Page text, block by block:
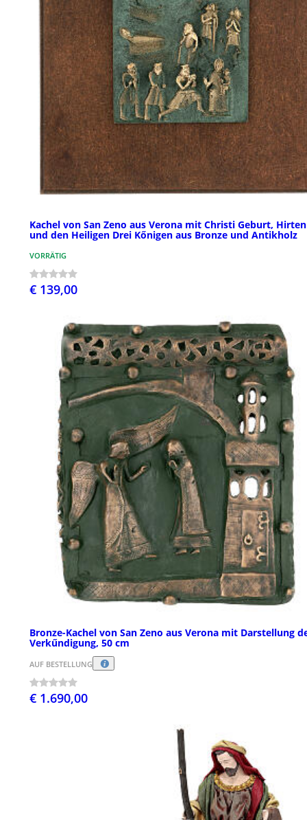
Kachel von San Zeno aus Verona mit Christi Geburt, Hirten
und den Heiligen Drei Kőnigen aus Bronze und Antikholz
VORRÄTIG
€ 139,00
Bronze-Kachel von San Zeno aus Verona mit Darstellung
Verkűndigung, 50 cm
AUF BESTELLUNG
€ 1.690,00